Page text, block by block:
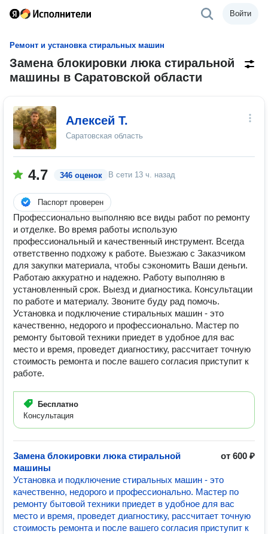
Войти
Ремонт и установка стиральных машин
Замена блокировки люка стиральной
машины в Саратовской области
Алексей Т.
Саратовская область
4.7 346 оценок В сети 13 ч. назад
Паспорт проверен
Профессионально выполняю все виды работ по ремонту
и отделке. Во время работы использую
профессиональный и качественный инструмент. Всегда
ответственно подхожу к работе. Выезжаю с Заказчиком
для закупки материала, чтобы сэкономить Ваши деньги.
Работаю аккуратно и надежно. Работу выполняю в
установленный срок. Выезд и диагностика. Консультации
по работе и материалу. Звоните буду рад помочь.
Установка и подключение стиральных машин - это
качественно, недорого и профессионально. Мастер по
ремонту бытовой техники приедет в удобное для вас
место и время, проведет диагностику, рассчитает точную
стоимость ремонта и после вашего согласия приступит к
работе.
Бесплатно
Консультация
Замена блокировки люка стиральной
машины
от 600 ₽
Установка и подключение стиральных машин - это
качественно, недорого и профессионально. Мастер по
ремонту бытовой техники приедет в удобное для вас
место и время, проведет диагностику, рассчитает точную
стоимость ремонта и после вашего согласия приступит к